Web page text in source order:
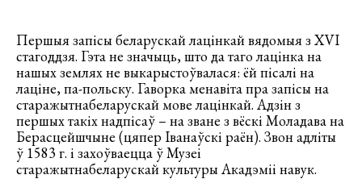
Першыя запісы беларускай лацінкай вядомыя з XVI
стагоддзя. Гэта не значыць, што да таго лацінка на
нашых землях не выкарыстоўвалася: ёй пісалі на
лаціне, па-польску. Гаворка менавіта пра запісы на
старажытнабеларускай мове лацінкай. Адзін з
першых такіх надпісаў – на зване з вёскі Моладава на
Берасцейшчыне (цяпер Іванаўскі раён). Звон адліты
ў 1583 г. і захоўваецца ў Музеі
старажытнабеларускай культуры Акадэміі навук.